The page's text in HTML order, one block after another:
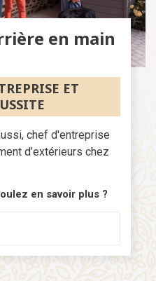
en main
ET
chef d'entreprise
d’extérieurs chez
en savoir plus ?